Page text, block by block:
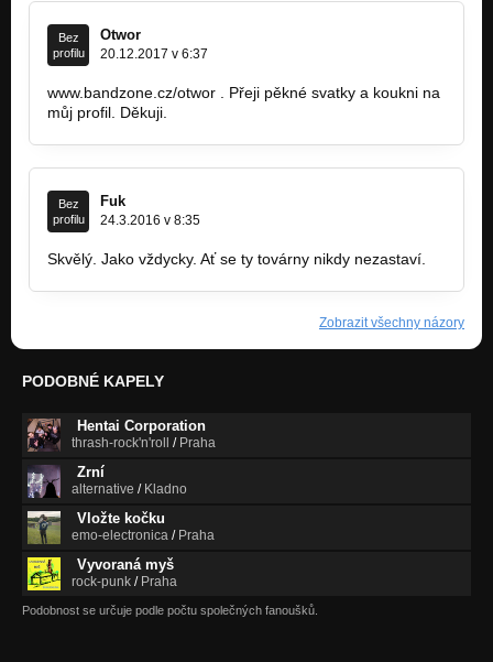
Bez
profilu
Otwor
20.12.2017 v 6:37
www.‎bandzone.cz/otwor . Přeji pěkné svatky a koukni na
můj profil. Děkuji.
Bez
profilu
Fuk
24.3.2016 v 8:35
Skvělý. Jako vždycky. Ať se ty továrny nikdy nezastaví.
Zobrazit všechny názory
PODOBNÉ KAPELY
Hentai Corporation
thrash-rock'n'roll / Praha
Zrní
alternative / Kladno
Vložte kočku
emo-electronica / Praha
Vyvoraná myš
rock-punk / Praha
Podobnost se určuje podle počtu společných fanoušků.